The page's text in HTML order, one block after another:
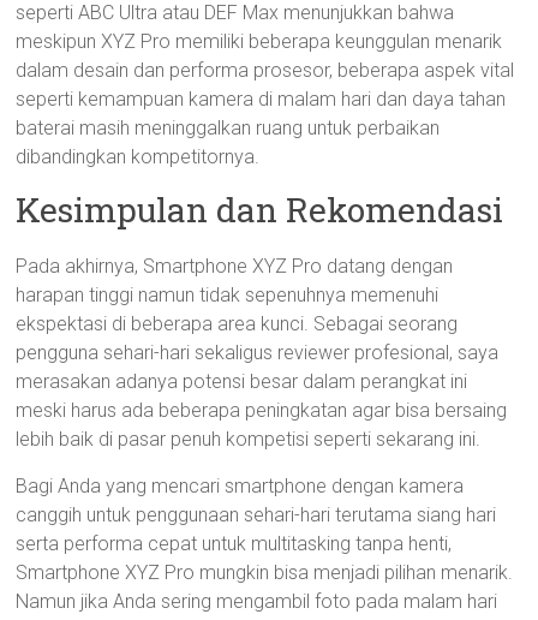
seperti ABC Ultra atau DEF Max menunjukkan bahwa
meskipun XYZ Pro memiliki beberapa keunggulan menarik
dalam desain dan performa prosesor, beberapa aspek vital
seperti kemampuan kamera di malam hari dan daya tahan
baterai masih meninggalkan ruang untuk perbaikan
dibandingkan kompetitornya.
Kesimpulan dan Rekomendasi
Pada akhirnya, Smartphone XYZ Pro datang dengan
harapan tinggi namun tidak sepenuhnya memenuhi
ekspektasi di beberapa area kunci. Sebagai seorang
pengguna sehari-hari sekaligus reviewer profesional, saya
merasakan adanya potensi besar dalam perangkat ini
meski harus ada beberapa peningkatan agar bisa bersaing
lebih baik di pasar penuh kompetisi seperti sekarang ini.
Bagi Anda yang mencari smartphone dengan kamera
canggih untuk penggunaan sehari-hari terutama siang hari
serta performa cepat untuk multitasking tanpa henti,
Smartphone XYZ Pro mungkin bisa menjadi pilihan menarik.
Namun jika Anda sering mengambil foto pada malam hari